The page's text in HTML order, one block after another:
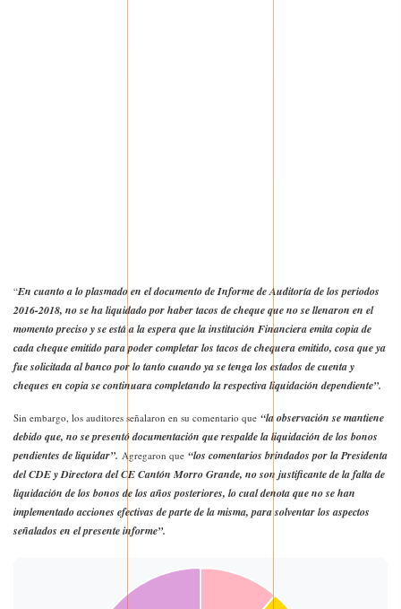
“En cuanto a lo plasmado en el documento de Informe de Auditoría de los periodos
2016-2018, no se ha liquidado por haber tacos de cheque que no se llenaron en el
momento preciso y se está a la espera que la institución Financiera emita copia de
cada cheque emitido para poder completar los tacos de chequera emitido, cosa que ya
fue solicitada al banco por lo tanto cuando ya se tenga los estados de cuenta y
cheques en copia se continuara completando la respectiva liquidación dependiente”.
Sin embargo, los auditores señalaron en su comentario que “la observación se mantiene
debido que, no se presentó documentación que respalde la liquidación de los bonos
pendientes de liquidar”. Agregaron que “los comentarios brindados por la Presidenta
del CDE y Directora del CE Cantón Morro Grande, no son justificante de la falta de
liquidación de los bonos de los años posteriores, lo cual denota que no se han
implementado acciones efectivas de parte de la misma, para solventar los aspectos
señalados en el presente informe”.